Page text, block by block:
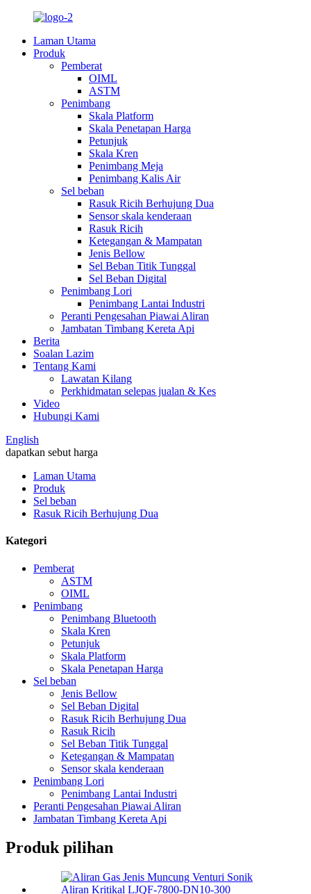
Laman Utama
Produk
Pemberat
OIML
ASTM
Penimbang
Skala Platform
Skala Penetapan Harga
Petunjuk
Skala Kren
Penimbang Meja
Penimbang Kalis Air
Sel beban
Rasuk Ricih Berhujung Dua
Sensor skala kenderaan
Rasuk Ricih
Ketegangan & Mampatan
Jenis Bellow
Sel Beban Titik Tunggal
Sel Beban Digital
Penimbang Lori
Penimbang Lantai Industri
Peranti Pengesahan Piawai Aliran
Jambatan Timbang Kereta Api
Berita
Soalan Lazim
Tentang Kami
Lawatan Kilang
Perkhidmatan selepas jualan & Kes
Video
Hubungi Kami
English
dapatkan sebut harga
Laman Utama
Produk
Sel beban
Rasuk Ricih Berhujung Dua
Kategori
Pemberat
ASTM
OIML
Penimbang
Penimbang Bluetooth
Skala Kren
Petunjuk
Skala Platform
Skala Penetapan Harga
Sel beban
Jenis Bellow
Sel Beban Digital
Rasuk Ricih Berhujung Dua
Rasuk Ricih
Sel Beban Titik Tunggal
Ketegangan & Mampatan
Sensor skala kenderaan
Penimbang Lori
Penimbang Lantai Industri
Peranti Pengesahan Piawai Aliran
Jambatan Timbang Kereta Api
Produk pilihan